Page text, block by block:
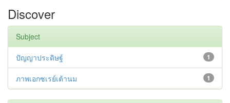
Discover
Subject
1
ปัญญาประดิษฐ์
1
ภาพเอกซเรย์เต้านม